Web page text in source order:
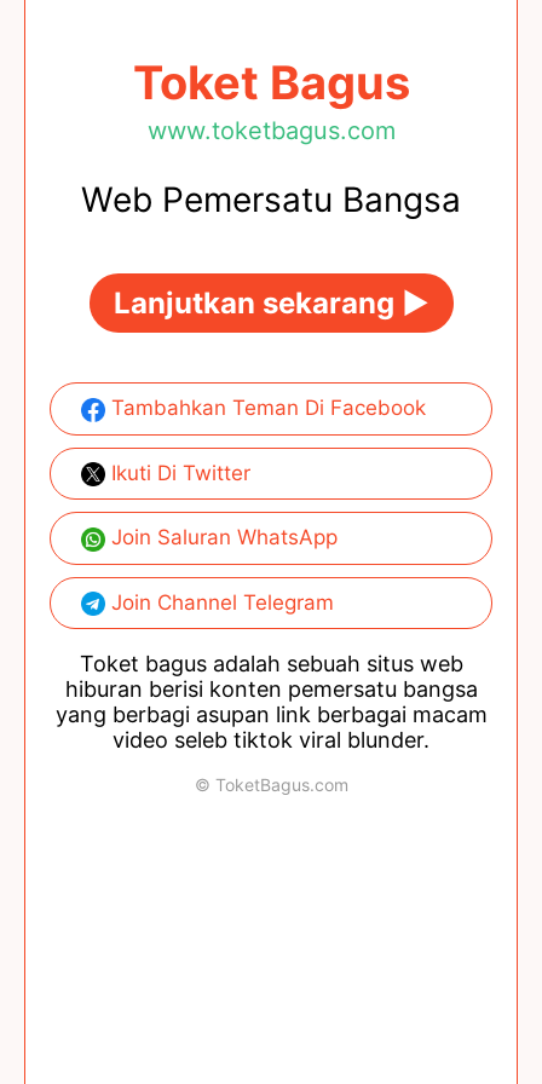
Toket Bagus
www.toketbagus.com
Web Pemersatu Bangsa
Lanjutkan sekarang ►
Tambahkan Teman Di Facebook
Ikuti Di Twitter
Join Saluran WhatsApp
Join Channel Telegram
Toket bagus adalah sebuah situs web
hiburan berisi konten pemersatu bangsa
yang berbagi asupan link berbagai macam
video seleb tiktok viral blunder.
© ToketBagus.com